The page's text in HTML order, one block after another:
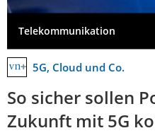
Telekommunikation
5G, Cloud und Co.
So sicher sollen
Zukunft mit 5G